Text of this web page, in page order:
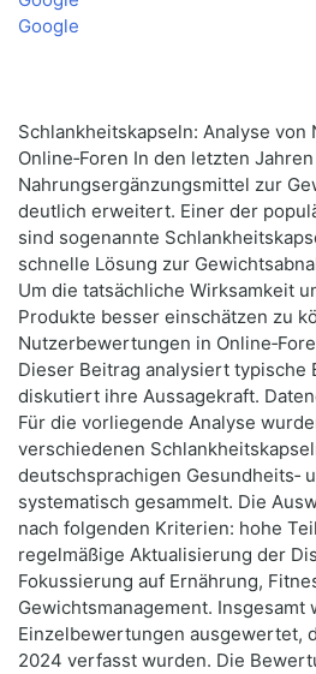
Google
Schlankheitskapseln: Analyse
Online‑Foren In den letzten
Nahrungsergänzungsmittel zur
deutlich erweitert. Einer der
sind sogenannte
schnelle Lösung zur
Um die tatsächliche Wirksamkeit
Produkte besser einschätzen zu
Nutzerbewertungen in
Dieser Beitrag analysiert typische
diskutiert ihre Aussagekraft.
Für die vorliegende Analyse
verschiedenen
deutschsprachigen Gesundheits‑
systematisch gesammelt. Die
nach folgenden Kriterien: hohe
regelmäßige Aktualisierung der
Fokussierung auf Ernährung,
Gewichtsmanagement. Insgesamt
Einzelbewertungen ausgewertet,
2024 verfasst wurden. Die